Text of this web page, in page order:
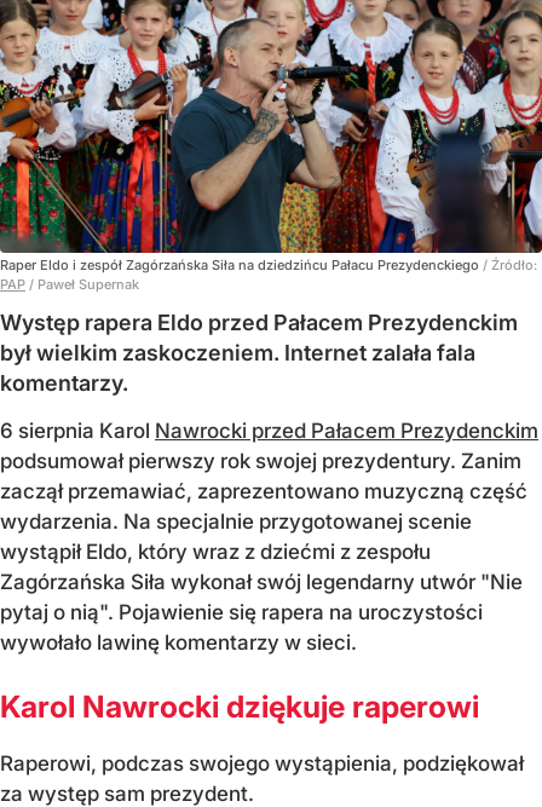
Raper Eldo i zespół Zagórzańska Siła na dziedzińcu Pałacu Prezydenckiego / Źródło:
PAP / Paweł Supernak
Występ rapera Eldo przed Pałacem Prezydenckim
był wielkim zaskoczeniem. Internet zalała fala
komentarzy.
6 sierpnia Karol Nawrocki przed Pałacem Prezydenckim
podsumował pierwszy rok swojej prezydentury. Zanim
zaczął przemawiać, zaprezentowano muzyczną część
wydarzenia. Na specjalnie przygotowanej scenie
wystąpił Eldo, który wraz z dziećmi z zespołu
Zagórzańska Siła wykonał swój legendarny utwór "Nie
pytaj o nią". Pojawienie się rapera na uroczystości
wywołało lawinę komentarzy w sieci.
Karol Nawrocki dziękuje raperowi
Raperowi, podczas swojego wystąpienia, podziękował
za występ sam prezydent.